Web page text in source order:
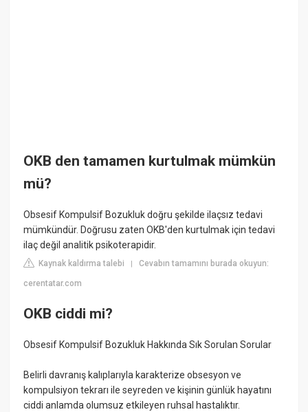
OKB den tamamen kurtulmak mümkün
mü?
Obsesif Kompulsif Bozukluk doğru şekilde ilaçsız tedavi
mümkündür. Doğrusu zaten OKB'den kurtulmak için tedavi
ilaç değil analitik psikoterapidir.
Kaynak kaldırma talebi |Cevabın tamamını burada okuyun:
cerentatar.com
OKB ciddi mi?
Obsesif Kompulsif Bozukluk Hakkında Sık Sorulan Sorular
Belirli davranış kalıplarıyla karakterize obsesyon ve
kompulsiyon tekrarı ile seyreden ve kişinin günlük hayatını
ciddi anlamda olumsuz etkileyen ruhsal hastalıktır.